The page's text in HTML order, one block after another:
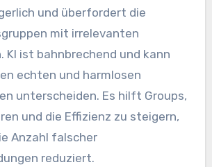
und überfordert die
mit irrelevanten
KI ist bahnbrechend und kann
echten und harmlosen
unterscheiden. Es hilft Groups,
und die Effizienz zu steigern,
Anzahl falscher
reduziert.